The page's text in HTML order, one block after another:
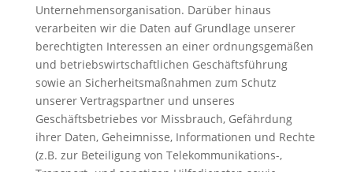
Unternehmensorganisation. Darüber hinaus
verarbeiten wir die Daten auf Grundlage unserer
berechtigten Interessen an einer ordnungsgemäßen
und betriebswirtschaftlichen Geschäftsführung
sowie an Sicherheitsmaßnahmen zum Schutz
unserer Vertragspartner und unseres
Geschäftsbetriebes vor Missbrauch, Gefährdung
ihrer Daten, Geheimnisse, Informationen und Rechte
(z.B. zur Beteiligung von Telekommunikations-,